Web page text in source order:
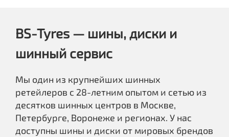
BS-Tyres — шины, диски и
шинный сервис
Мы один из крупнейших шинных
ретейлеров с 28-летним опытом и сетью из
десятков шинных центров в Москве,
Петербурге, Воронеже и регионах. У нас
доступны шины и диски от мировых брендов